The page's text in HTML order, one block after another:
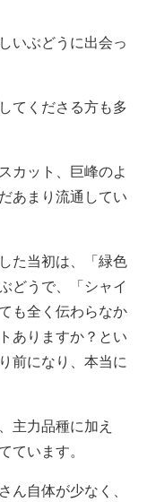
いぶどうに出会っ
てくださる方も多
カット、巨峰のよ
あまり流通してい
た当初は、「緑色
どうで、「シャイ
も全く伝わらなか
ありますか？とい
前になり、本当に
主力品種に加え
ています。
ん自体が少なく、